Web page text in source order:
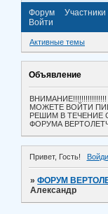
Форум Участники
Войти
Активные темы
Объявление
МОЖЕТЕ ВОЙТИ
РЕШИМ В ТЕЧЕНИЕ
ФОРУМА
Привет, Гость!
»ФОРУМ
Александр